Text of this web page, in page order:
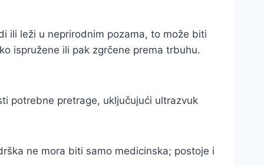
ili leži u neprirodnim pozama, to može biti
ispružene ili pak zgrčene prema trbuhu.
potrebne pretrage, uključujući ultrazvuk
ne mora biti samo medicinska; postoje i